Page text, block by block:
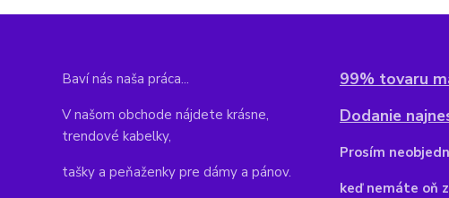
Baví nás naša práca...
V našom obchode nájdete krásne,
trendové kabelky,
tašky a peňaženky pre dámy a pánov.
99% tovaru
Dodanie
Prosím
keď nemáte oň